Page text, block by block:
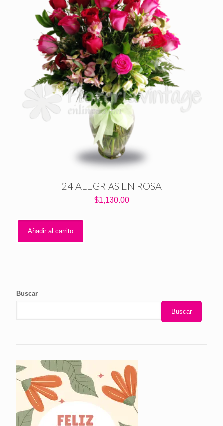
24 ALEGRIAS EN ROSA
$1,130.00
Añadir al carrito
Buscar
Buscar